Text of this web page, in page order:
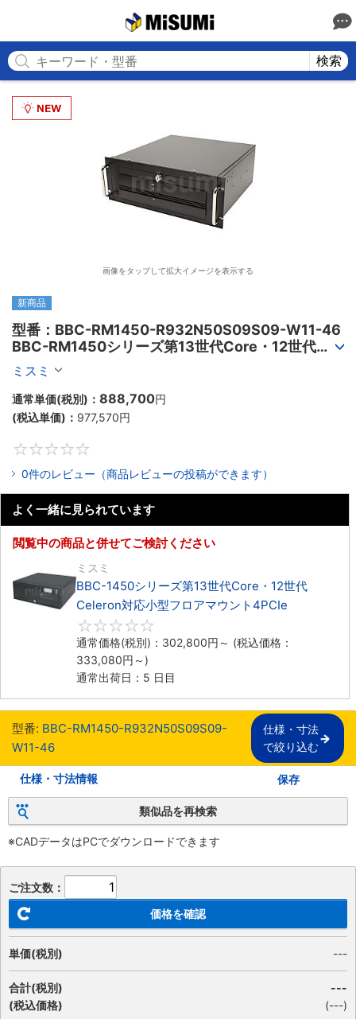
検索
画像をタップして拡大イメージを表示する
新商品
型番：BBC-RM1450-R932N50S09S09-W11-46
BBC-RM1450シリーズ第13世代Core・12世代
Celeron対応ラックマウント4PCIe
ミスミ
通常単価(税別)： 888,700円
(税込単価)： 977,570円
0件のレビュー（商品レビューの投稿ができます）
よく一緒に見られています
閲覧中の商品と併せてご検討ください
ミスミ
BBC-1450シリーズ第13世代Core・12世代
Celeron対応小型フロアマウント4PCIe
通常価格(税別)： 302,800円 ～ (税込価格：
333,080円 ～)
通常出荷日：5 日目
型番: BBC-RM1450-R932N50S09S09-
W11-46
仕様・寸法
で絞り込む
仕様・寸法情報 保存
類似品を再検索
※CADデータはPCでダウンロードできます
ご注文数：
価格を確認
単価(税別) ---
合計(税別)
(税込価格)
---
(---)